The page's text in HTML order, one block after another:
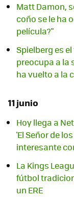
Matt Damon,
coño se le ha
película?"
Spielberg es
preocupa a la
ha vuelto a la
11 junio
Hoy llega a
'El Señor de
interesante
La Kings
fútbol
un ERE